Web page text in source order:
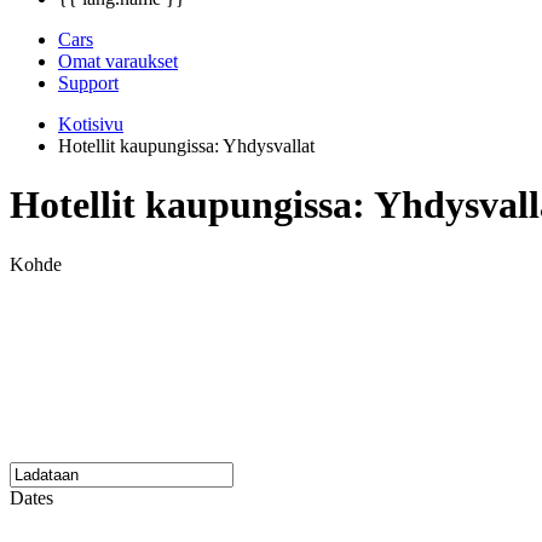
Cars
Omat varaukset
Support
Kotisivu
Hotellit kaupungissa: Yhdysvallat
Hotellit kaupungissa:
Kohde
Dates